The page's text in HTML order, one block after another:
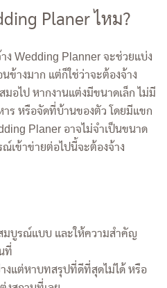
Planer ไหม?
ง Wedding Planner จะช่วยแบ่ง
ข้างมาก แต่ก็ใช่ว่าจะต้องจ้าง
อไป หากงานแต่งมีขนาดเล็ก ไม่มี
ร หรือจัดที่บ้านของตัว โดยมีแขก
Planer อาจไม่จำเป็นขนาด
เข้าข่ายต่อไปนี้จะต้องจ้าง
มบูรณ์แบบ และให้ความสำคัญ
ที่
างแต่หาบทสรุปที่ดีที่สุดไม่ได้ หรือ